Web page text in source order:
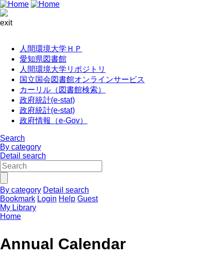
exit
人間環境大学ＨＰ
愛知県図書館
人間環境大学リポジトリ
国立国会図書館オンラインサービス
カーリル（図書館検索）
政府統計(e-stat)
政府統計(e-stat)
政府情報（e-Gov）
Search
By category
Detail search
By category Detail search
Bookmark Login Help Guest
My Library
Home
Annual Calendar